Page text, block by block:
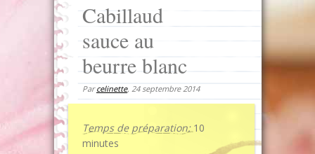
Cabillaud
sauce au
beurre blanc
Parcelinette, 24 septembre 2014
Temps de préparation:10
minutes